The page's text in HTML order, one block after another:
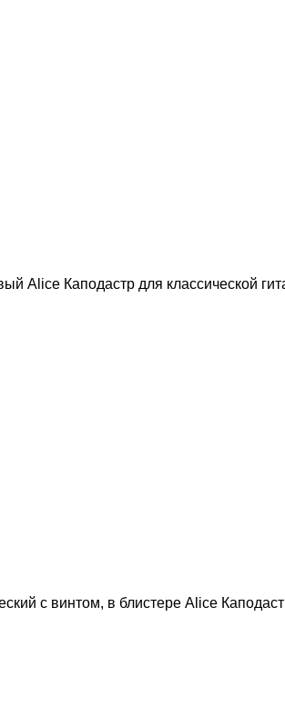
Alice Каподастр для классической
с винтом, в блистере Alice